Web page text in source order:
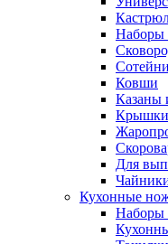
Наборы
Ковши
Казаны
Крышки
Для
Кухонные
Наборы